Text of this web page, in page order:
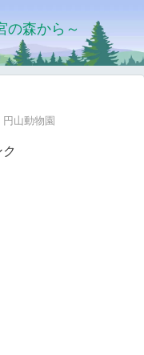
森から～
円山動物園